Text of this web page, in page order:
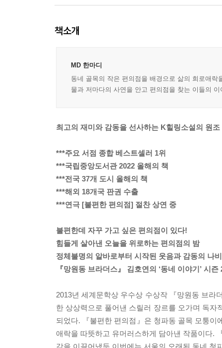
책소개
MD 한마디
동네 골목의 작은 편의점을 배경으로 삶의 희로애
물과 저마다의 사연을 안고 편의점을 찾는 이들의
최고의 재미와 감동을 선사하는 K힐링소설의 원조
***주요 서점 종합 베스트셀러 1위
***국립중앙도서관 2022 올해의 책
***전국 37개 도시 올해의 책
***해외 18개국 판권 수출
***연극 [불편한 편의점] 절찬 상연 중
불편한데 자꾸 가고 싶은 편의점이 있다!
힘들게 살아낸 오늘을 위로하는 편의점의 밤
정체불명의 알바로부터 시작된 웃음과 감동의 나
『망원동 브라더스』 김호연의 ‘동네 이야기’ 시즌
2013년 세계문학상 우수상 수상작 『망원동 브
한 상상력으로 풀어낸 스릴러 장르를 오가며 독
되었다. 『불편한 편의점』은 청파동 골목 모퉁
애락을 따뜻하고 유머러스하게 담아낸 작품이다.